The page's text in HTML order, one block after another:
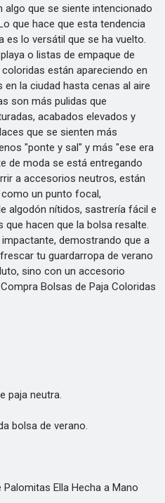
que se siente intencionado
que hace que esta tendencia
lo versátil que se ha vuelto.
o listas de empaque de
están apareciendo en
la ciudad hasta cenas al aire
son más pulidas que
acabados elevados y
que se sienten más
"ponte y sal" y más "ese era
de moda se está entregando
a accesorios neutros, están
un punto focal,
algodón nítidos, sastrería fácil e
hacen que la bolsa resalte.
demostrando que a
tu guardarropa de verano
sino con un accesorio
Bolsas de Paja Coloridas
paja neutra.
bolsa de verano.
Ella Hecha a Mano